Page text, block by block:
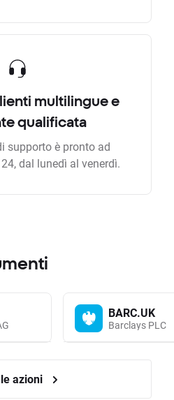
multilingue e
qualificata
supporto è pronto ad
dal lunedì al venerdì.
BARC.UK
Barclays PLC
azioni